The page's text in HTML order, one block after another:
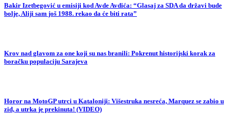
Bakir Izetbegović u emisiji kod Avde Avdića: “Glasaj za SDA da državi bude
bolje, Aliji sam još 1988. rekao da će biti rata”
Krov nad glavom za one koji su nas branili: Pokrenut historijski korak za
boračku populaciju Sarajeva
Horor na MotoGP utrci u Kataloniji: Višestruka nesreća, Marquez se zabio u
zid, a utrka je prekinuta! (VIDEO)